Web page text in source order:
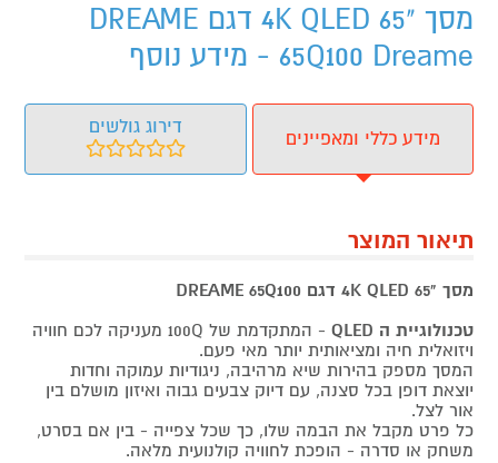
מסך "4K QLED 65 דגם DREAME
65Q100 Dreame - מידע נוסף
מידע כללי ומאפיינים
דירוג גולשים
תיאור המוצר
מסך "4K QLED 65 דגם DREAME 65Q100
טכנולוגיית ה QLED
- המתקדמת של 100Q מעניקה לכם חוויה
ויזואלית חיה ומציאותית יותר מאי פעם.
המסך מספק בהירות שיא מרהיבה, ניגודיות עמוקה וחדות
יוצאת דופן בכל סצנה, עם דיוק צבעים גבוה ואיזון מושלם בין
אור לצל.
כל פרט מקבל את הבמה שלו, כך שכל צפייה - בין אם בסרט,
משחק או סדרה - הופכת לחוויה קולנועית מלאה.